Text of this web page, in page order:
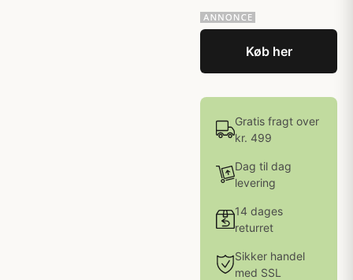
Køb her
Gratis fragt over
kr. 499
Dag til dag
levering
14 dages
returret
Sikker handel
med SSL